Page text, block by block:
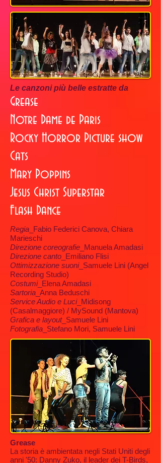
Le canzoni più belle estratte da
Grease
Notre Dame de Paris
Rocky Horror Picture show
Cats
Mary Poppins
Jesus Christ Superstar
Flash Dance
Regia _Fabio Federici Canova, Chiara
Marieschi
Direzione coreografie _Manuela Amadasi
Direzione canto _Emiliano Flisi
Ottimizzazione suoni_Samuele Lini (Angel
Recording Studio)
Costumi_Elena Amadasi
Sartoria _Anna Beduschi
Service Audio e Luci_Midisong
(Casalmaggiore) / MySound (Mantova)
Grafica e layout_Samuele Lini
Fotografia _Stefano Mori, Samuele Lini
Grease
La storia è ambientata negli Stati Uniti degli
anni '50: Danny Zuko, il leader dei T-Birds,